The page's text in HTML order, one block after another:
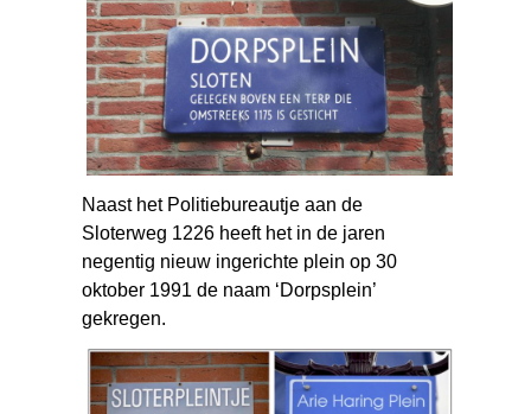
Naast het Politiebureautje aan de
Sloterweg 1226 heeft het in de jaren
negentig nieuw ingerichte plein op 30
oktober 1991 de naam ‘Dorpsplein’
gekregen.